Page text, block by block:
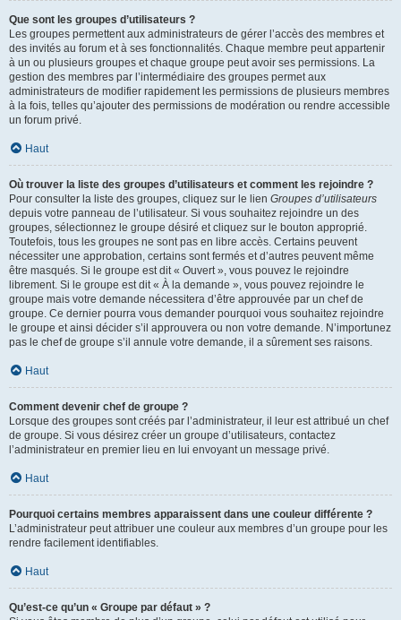
Que sont les groupes d’utilisateurs ?
Les groupes permettent aux administrateurs de gérer l’accès des membres et
des invités au forum et à ses fonctionnalités. Chaque membre peut appartenir
à un ou plusieurs groupes et chaque groupe peut avoir ses permissions. La
gestion des membres par l’intermédiaire des groupes permet aux
administrateurs de modifier rapidement les permissions de plusieurs membres
à la fois, telles qu’ajouter des permissions de modération ou rendre accessible
un forum privé.
Haut
Où trouver la liste des groupes d’utilisateurs et comment les rejoindre ?
Pour consulter la liste des groupes, cliquez sur le lien Groupes d’utilisateurs
depuis votre panneau de l’utilisateur. Si vous souhaitez rejoindre un des
groupes, sélectionnez le groupe désiré et cliquez sur le bouton approprié.
Toutefois, tous les groupes ne sont pas en libre accès. Certains peuvent
nécessiter une approbation, certains sont fermés et d’autres peuvent même
être masqués. Si le groupe est dit « Ouvert », vous pouvez le rejoindre
librement. Si le groupe est dit « À la demande », vous pouvez rejoindre le
groupe mais votre demande nécessitera d’être approuvée par un chef de
groupe. Ce dernier pourra vous demander pourquoi vous souhaitez rejoindre
le groupe et ainsi décider s’il approuvera ou non votre demande. N’importunez
pas le chef de groupe s’il annule votre demande, il a sûrement ses raisons.
Haut
Comment devenir chef de groupe ?
Lorsque des groupes sont créés par l’administrateur, il leur est attribué un chef
de groupe. Si vous désirez créer un groupe d’utilisateurs, contactez
l’administrateur en premier lieu en lui envoyant un message privé.
Haut
Pourquoi certains membres apparaissent dans une couleur différente ?
L’administrateur peut attribuer une couleur aux membres d’un groupe pour les
rendre facilement identifiables.
Haut
Qu’est-ce qu’un « Groupe par défaut » ?